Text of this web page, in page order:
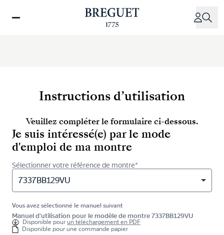
Instructions d’utilisation
Veuillez compléter le formulaire ci-dessous.
Je suis intéressé(e) par le mode
d'emploi de ma montre
Sélectionner votre référence de montre*
7337BB129VU
Vous avez sélectionné le manuel suivant
Manuel d'utilisation pour le modèle de montre 7337BB129VU
Disponible pourun téléchargement en PDF
Disponible pour une commande papier